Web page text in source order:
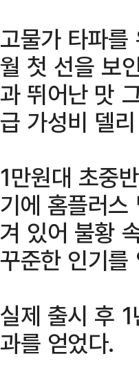
고물가 타파를
월 첫 선을 보
과 뛰어난 맛
급 가성비 델
1만원대 초중
기에 홈플러스
겨 있어 불황
꾸준한 인기를
실제 출시 후
과를 얻었다.